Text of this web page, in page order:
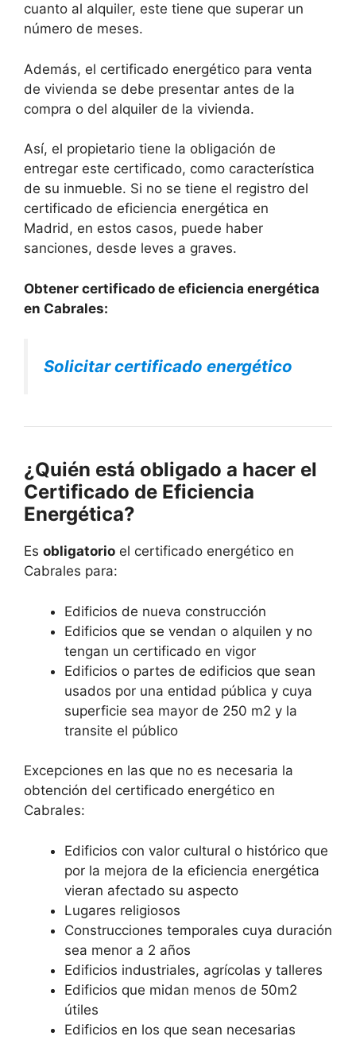
cuanto al alquiler, este tiene que superar un
número de meses.
Además, el certificado energético para venta
de vivienda se debe presentar antes de la
compra o del alquiler de la vivienda.
Así, el propietario tiene la obligación de
entregar este certificado, como característica
de su inmueble. Si no se tiene el registro del
certificado de eficiencia energética en
Madrid, en estos casos, puede haber
sanciones, desde leves a graves.
Obtener certificado de eficiencia energética
en Cabrales:
Solicitar certificado energético
¿Quién está obligado a hacer el
Certificado de Eficiencia
Energética?
Es obligatorio el certificado energético en
Cabrales para:
Edificios de nueva construcción
Edificios que se vendan o alquilen y no
tengan un certificado en vigor
Edificios o partes de edificios que sean
usados por una entidad pública y cuya
superficie sea mayor de 250 m2 y la
transite el público
Excepciones en las que no es necesaria la
obtención del certificado energético en
Cabrales:
Edificios con valor cultural o histórico que
por la mejora de la eficiencia energética
vieran afectado su aspecto
Lugares religiosos
Construcciones temporales cuya duración
sea menor a 2 años
Edificios industriales, agrícolas y talleres
Edificios que midan menos de 50m2
útiles
Edificios en los que sean necesarias